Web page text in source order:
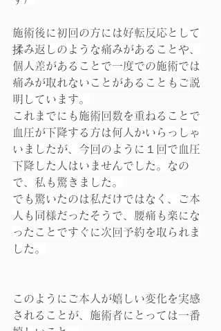
施術後に初回の方には好転反応として
揉み返しのような痛みがあることや、
個人差があることで一度での施術では
痛みが取れないことがあることもご説
明しています。
これまでにも施術回数を重ねることで
血圧が下降する方は何人かいらっしゃ
いましたが、今回のように１回で血圧
下降した人はいませんでした。なの
で、私も驚きました。
でも驚いたのは私だけではなく、ご本
人も同様だったそうで、腰痛も楽にな
ったことですぐに次回予約を取られま
した。
このようにご本人が嬉しい変化を実感
されることが、施術者にとっては一番